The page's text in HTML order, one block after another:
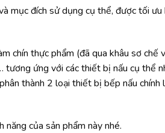
mục đích sử dụng cụ thể, được tối ưu
chín thực phẩm (đã qua khâu sơ chế
tương ứng với các thiết bị nấu cụ thể
thành 2 loại thiết bị bếp nấu chính
của sản phẩm này nhé.